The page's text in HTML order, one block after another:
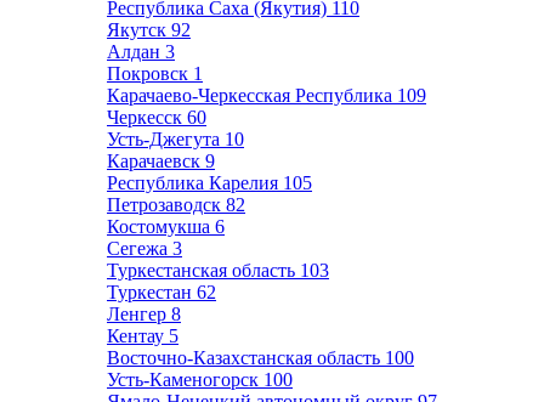
Республика Саха (Якутия) 110
Якутск 92
Алдан 3
Покровск 1
Карачаево-Черкесская Республика 109
Черкесск 60
Усть-Джегута 10
Карачаевск 9
Республика Карелия 105
Петрозаводск 82
Костомукша 6
Сегежа 3
Туркестанская область 103
Туркестан 62
Ленгер 8
Кентау 5
Восточно-Казахстанская область 100
Усть-Каменогорск 100